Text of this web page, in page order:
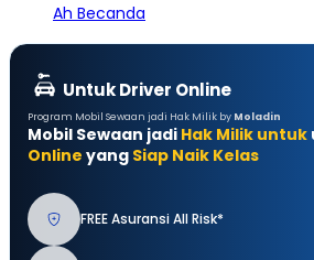
Ah Becanda
Untuk Driver Online
Program Mobil Sewaan jadi Hak Milik by Moladin
Mobil Sewaan jadi Hak Milik untuk
Online yang Siap Naik Kelas
FREE Asuransi All Risk*